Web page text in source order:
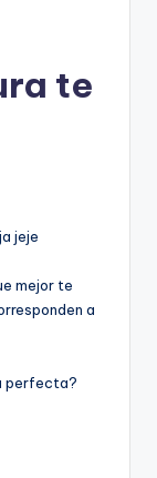
te
jeje
mejor te
a
perfecta?